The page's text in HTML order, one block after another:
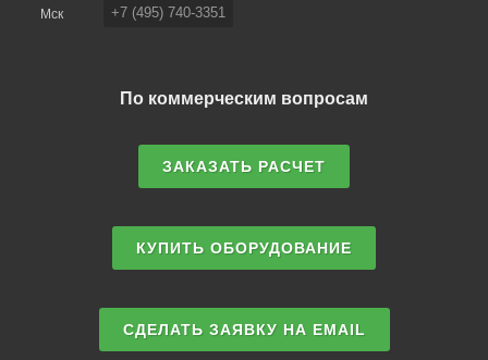
Мск
+7 (495) 740-3351
По коммерческим вопросам
ЗАКАЗАТЬ РАСЧЕТ
КУПИТЬ ОБОРУДОВАНИЕ
СДЕЛАТЬ ЗАЯВКУ НА EMAIL